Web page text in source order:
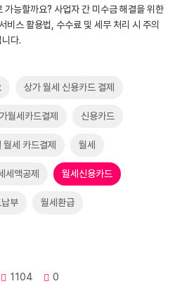
능할까요? 사업자 간 미수금 해결을 위한
비스 활용법, 수수료 및 세무 처리 시 주의
다.
상가 월세 신용카드 결제
월세카드결제 신용카드
월세 카드결제 월세
세액공제 월세신용카드
부 월세환급
1104 0